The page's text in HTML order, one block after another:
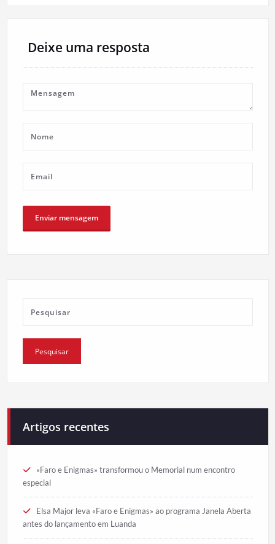
Deixe uma resposta
Artigos recentes
«Faro e Enigmas» transformou o Memorial num encontro
especial
Elsa Major leva «Faro e Enigmas» ao programa Janela Aberta
antes do lançamento em Luanda